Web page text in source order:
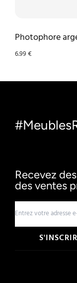
Photophore
6.99€
Recevez
des ventes